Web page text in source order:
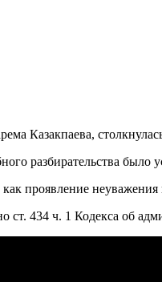
Казакпаева,
разбирательства
проявление
ст. 434 ч. 1 Кодекса об